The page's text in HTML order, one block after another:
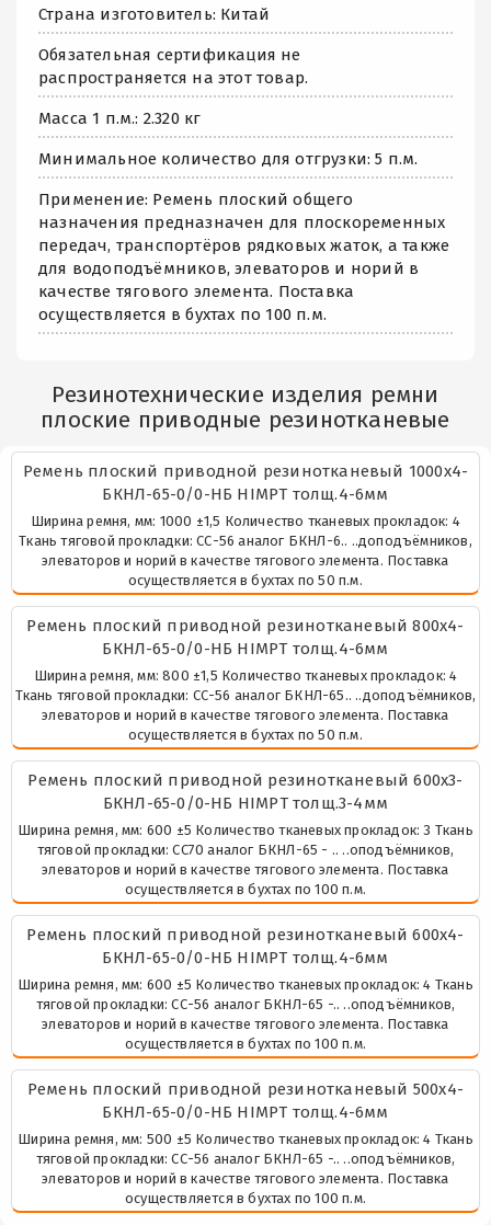
Страна изготовитель: Китай
Обязательная сертификация не
распространяется на этот товар.
Масса 1 п.м.: 2.320 кг
Минимальное количество для отгрузки: 5 п.м.
Применение: Ремень плоский общего
назначения предназначен для плоскоременных
передач, транспортёров рядковых жаток, а также
для водоподъёмников, элеваторов и норий в
качестве тягового элемента. Поставка
осуществляется в бухтах по 100 п.м.
Резинотехнические изделия ремни
плоские приводные резинотканевые
Ремень плоский приводной резинотканевый 1000х4-
БКНЛ-65-0/0-НБ HIMPT толщ.4-6мм
Ширина ремня, мм: 1000 ±1,5 Количество тканевых прокладок: 4
Ткань тяговой прокладки: СС-56 аналог БКНЛ-6.. ..доподъёмников,
элеваторов и норий в качестве тягового элемента. Поставка
осуществляется в бухтах по 50 п.м.
Ремень плоский приводной резинотканевый 800х4-
БКНЛ-65-0/0-НБ HIMPT толщ.4-6мм
Ширина ремня, мм: 800 ±1,5 Количество тканевых прокладок: 4
Ткань тяговой прокладки: СС-56 аналог БКНЛ-65.. ..доподъёмников,
элеваторов и норий в качестве тягового элемента. Поставка
осуществляется в бухтах по 50 п.м.
Ремень плоский приводной резинотканевый 600х3-
БКНЛ-65-0/0-НБ HIMPT толщ.3-4мм
Ширина ремня, мм: 600 ±5 Количество тканевых прокладок: 3 Ткань
тяговой прокладки: СС70 аналог БКНЛ-65 - .. ..оподъёмников,
элеваторов и норий в качестве тягового элемента. Поставка
осуществляется в бухтах по 100 п.м.
Ремень плоский приводной резинотканевый 600х4-
БКНЛ-65-0/0-НБ HIMPT толщ.4-6мм
Ширина ремня, мм: 600 ±5 Количество тканевых прокладок: 4 Ткань
тяговой прокладки: СС-56 аналог БКНЛ-65 -.. ..оподъёмников,
элеваторов и норий в качестве тягового элемента. Поставка
осуществляется в бухтах по 100 п.м.
Ремень плоский приводной резинотканевый 500х4-
БКНЛ-65-0/0-НБ HIMPT толщ.4-6мм
Ширина ремня, мм: 500 ±5 Количество тканевых прокладок: 4 Ткань
тяговой прокладки: СС-56 аналог БКНЛ-65 -.. ..оподъёмников,
элеваторов и норий в качестве тягового элемента. Поставка
осуществляется в бухтах по 100 п.м.